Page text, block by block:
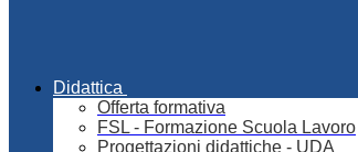
Didattica
Offerta formativa
FSL - Formazione Scuola Lavoro
Progettazioni didattiche - UDA